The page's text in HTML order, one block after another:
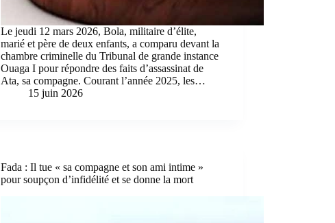
Le jeudi 12 mars 2026, Bola, militaire d’élite,
marié et père de deux enfants, a comparu devant la
chambre criminelle du Tribunal de grande instance
Ouaga I pour répondre des faits d’assassinat de
Ata, sa compagne. Courant l’année 2025, les…
15 juin 2026
Fada : Il tue « sa compagne et son ami intime »
pour soupçon d’infidélité et se donne la mort